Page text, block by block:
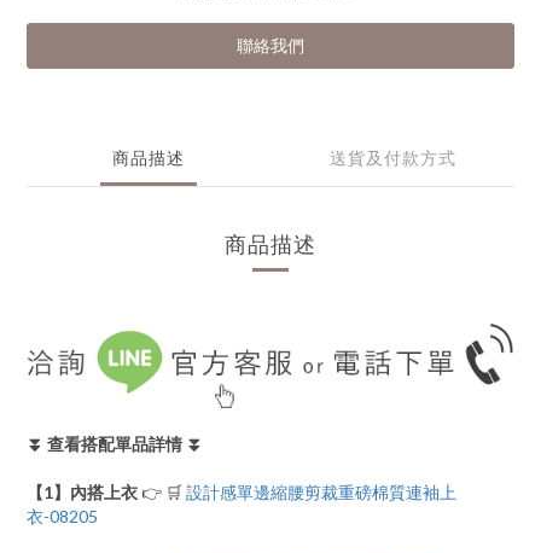
聯絡我們
商品描述 送貨及付款方式
商品描述
⏬ 查看搭配單品詳情 ⏬
【1】 內搭上衣👉 🛒 設計感單邊縮腰剪裁重磅棉質連袖上
衣-08205